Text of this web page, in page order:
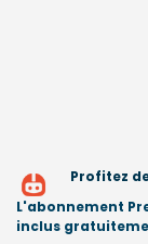
Profitez
L'abonnement
inclus